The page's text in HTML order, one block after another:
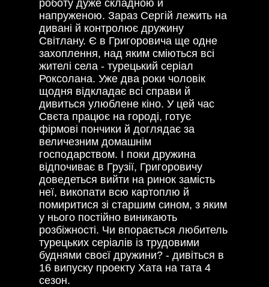
роботу дуже складною й
напруженою. Зараз Сергій лежить на
дивані й контролює дружину
Світлану. Є в Григоровича ще одне
захоплення, над яким сміються всі
жителі села - турецький серіал
Роксолана. Уже два роки чоловік
щодня відкладає всі справи й
дивиться улюблене кіно. У цей час
Свєта працює на городі, готує
фірмові пончики й доглядає за
величезним домашнім
господарством. І поки дружина
відпочиває в Грузії, Григоровичу
доведеться вийти на ринок замість
неї, викопати всю картоплю й
помиритися зі старшим сином, з яким
у нього постійно виникають
розбіжності. Чи впорається любитель
турецьких серіалів із трудовими
буднями своєї дружини? - дивіться в
16 випуску проекту Хата на тата 4
сезон.